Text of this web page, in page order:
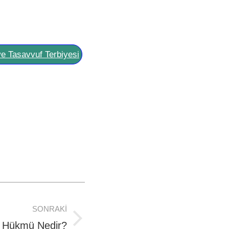
Tasavvuf Terbiyesi
SONRAKI
Hükmü Nedir?